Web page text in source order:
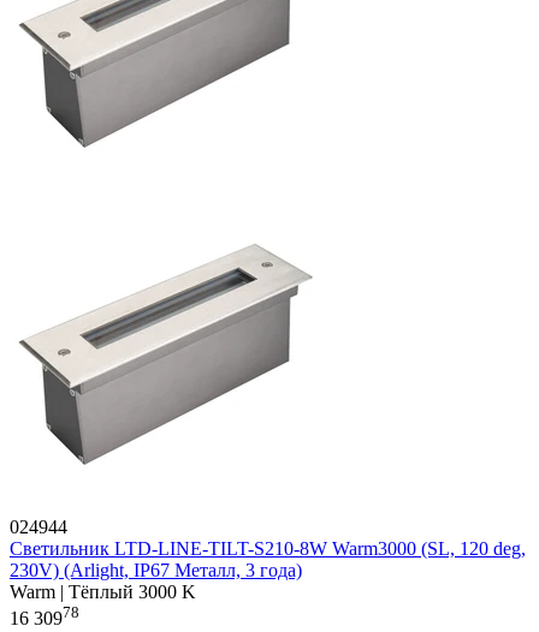
024944
Светильник LTD-LINE-TILT-S210-8W Warm3000 (SL, 120 deg,
230V) (Arlight, IP67 Металл, 3 года)
Warm | Тёплый 3000 K
16 30978